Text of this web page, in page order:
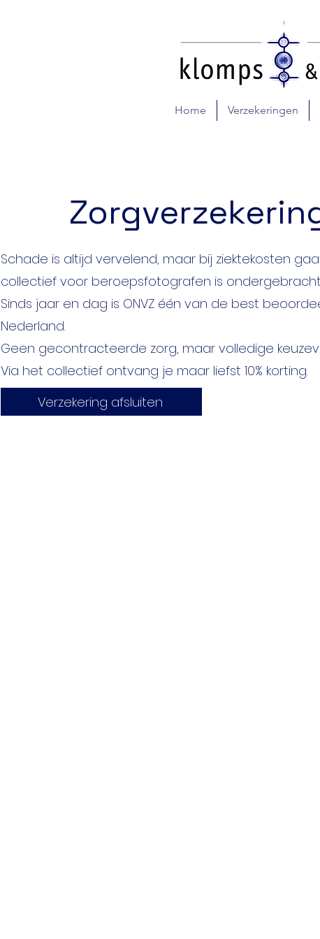
Home Verzekeringen
Schade is altijd vervelend, maar bij ziektekosten
collectief voor beroepsfotografen is ondergebracht
Sinds jaar en dag is ONVZ één van de best
Nederland.
Geen gecontracteerde zorg, maar volledige
Via het collectief ontvang je maar liefst 10% korting.
Verzekering afsluiten